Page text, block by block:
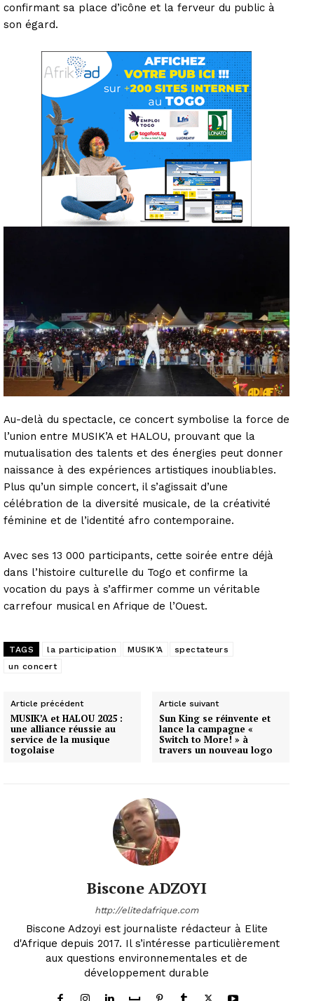
confirmant sa place d’icône et la ferveur du public à
son égard.
Au-delà du spectacle, ce concert symbolise la force de
l’union entre MUSIK’A et HALOU, prouvant que la
mutualisation des talents et des énergies peut donner
naissance à des expériences artistiques inoubliables.
Plus qu’un simple concert, il s’agissait d’une
célébration de la diversité musicale, de la créativité
féminine et de l’identité afro contemporaine.
Avec ses 13 000 participants, cette soirée entre déjà
dans l’histoire culturelle du Togo et confirme la
vocation du pays à s’affirmer comme un véritable
carrefour musical en Afrique de l’Ouest.
TAGS la participation MUSIK’A
spectateurs
un concert
Article précédent
MUSIK’A et HALOU 2025 :
une alliance réussie au
service de la musique
togolaise
Article suivant
Sun King se réinvente et
lance la campagne «
Switch to More! » à
travers un nouveau logo
Biscone ADZOYI
http://elitedafrique.com
Biscone Adzoyi est journaliste rédacteur à Elite
d'Afrique depuis 2017. Il s’intéresse particulièrement
aux questions environnementales et de
développement durable